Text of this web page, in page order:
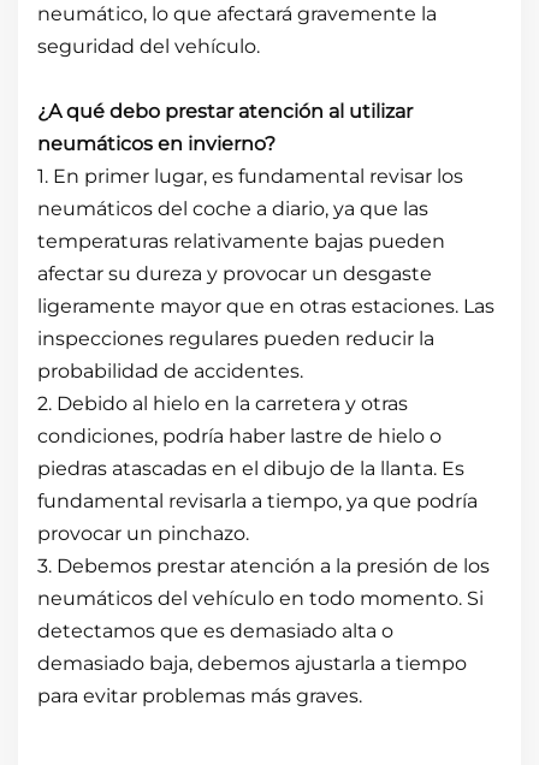
neumático, lo que afectará gravemente la
seguridad del vehículo.
¿A qué debo prestar atención al utilizar
neumáticos en invierno?
1. En primer lugar, es fundamental revisar los
neumáticos del coche a diario, ya que las
temperaturas relativamente bajas pueden
afectar su dureza y provocar un desgaste
ligeramente mayor que en otras estaciones. Las
inspecciones regulares pueden reducir la
probabilidad de accidentes.
2. Debido al hielo en la carretera y otras
condiciones, podría haber lastre de hielo o
piedras atascadas en el dibujo de la llanta. Es
fundamental revisarla a tiempo, ya que podría
provocar un pinchazo.
3. Debemos prestar atención a la presión de los
neumáticos del vehículo en todo momento. Si
detectamos que es demasiado alta o
demasiado baja, debemos ajustarla a tiempo
para evitar problemas más graves.